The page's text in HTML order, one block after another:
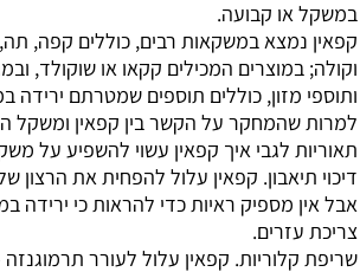
במשקל או קבועה.
קפאין נמצא במשקאות רבים, כוללים קפה,
וקולה; במוצרים המכילים קקאו או שוקולד,
ותוספי מזון, כוללים תוספים שמטרתם ירידה
למרות שהמחקר על הקשר בין קפאין ומשקל
תאוריות לגבי איך קפאין עשוי להשפיע על
דיכוי תיאבון. קפאין עלול להפחית את הרצון
אבל אין מספיק ראיות כדי להראות כי ירידה
צריכת עזרים.
שריפת קלוריות. קפאין עלול לעורר